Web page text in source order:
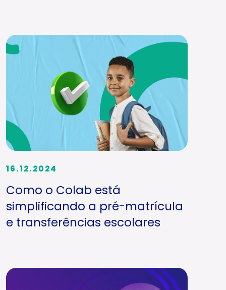
16.12.2024
Como o Colab está
simplificando a pré-matrícula
e transferências escolares